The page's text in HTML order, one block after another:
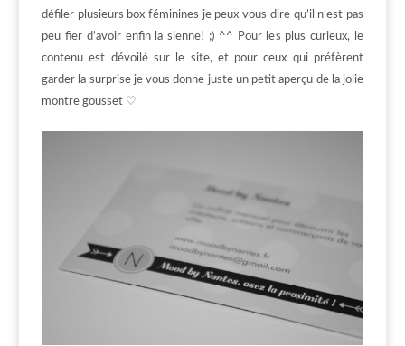
défiler plusieurs box féminines je peux vous dire qu’il n’est pas
peu fier d’avoir enfin la sienne! ;) ^^ Pour les plus curieux, le
contenu est dévoilé sur le site, et pour ceux qui préfèrent
garder la surprise je vous donne juste un petit aperçu de la jolie
montre gousset ♡